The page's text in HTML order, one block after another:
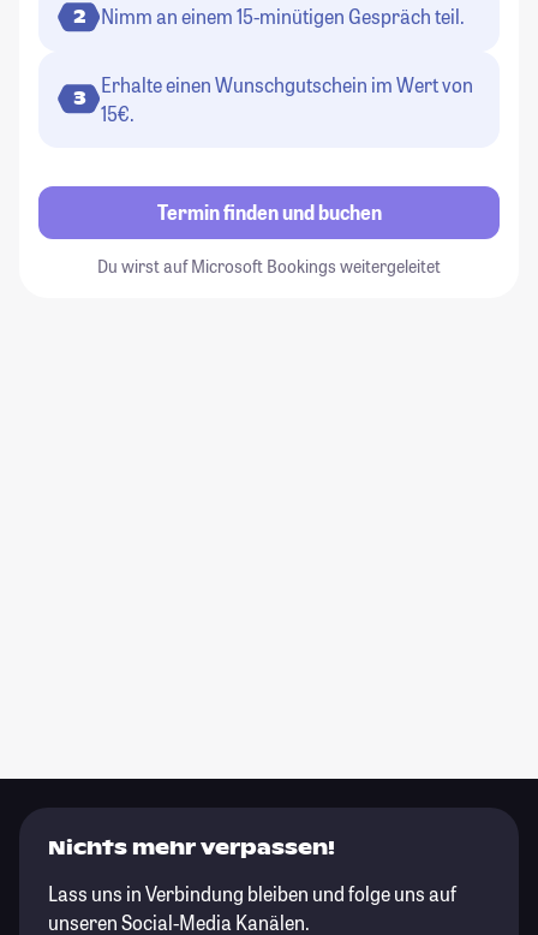
2 Nimm an einem 15-minütigen Gespräch teil.
3
Erhalte einen Wunschgutschein im Wert von
15€.
Termin finden und buchen
Du wirst auf Microsoft Bookings weitergeleitet
Nichts mehr verpassen!
Lass uns in Verbindung bleiben und folge uns auf
unseren Social-Media Kanälen.